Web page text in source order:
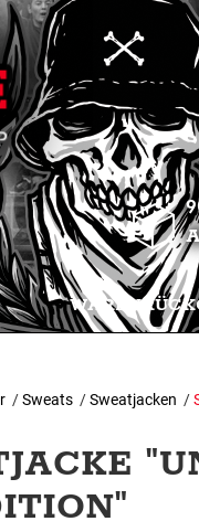
/Sweats /Sweatjacken /